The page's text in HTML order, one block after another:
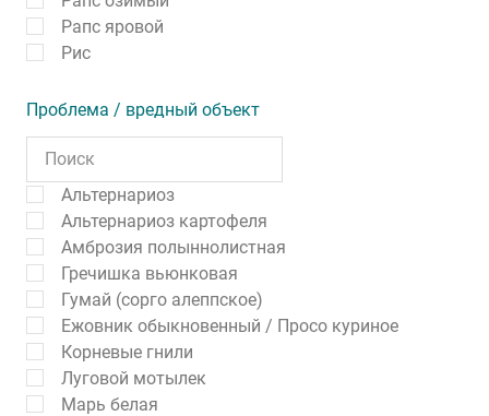
Рапс яровой
Рис
Проблема / вредный объект
Альтернариоз
Альтернариоз картофеля
Амброзия полыннолистная
Гречишка вьюнковая
Гумай (сорго алеппское)
Ежовник обыкновенный / Просо куриное
Корневые гнили
Луговой мотылек
Марь белая